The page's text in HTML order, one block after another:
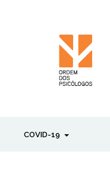
COVID-19